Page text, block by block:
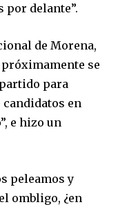
por delante”.
de Morena,
se
para
en
e hizo un
peleamos y
ombligo, ¿en